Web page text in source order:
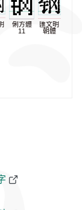
俐方體
11
匯文明
朝體